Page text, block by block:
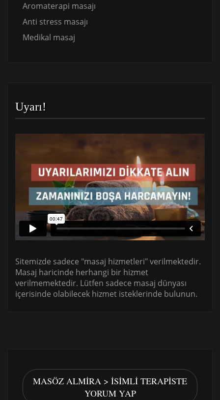
Aromaterapi masajı
Anti stress masajı
Medikal masaj
Uyarı!
Sitemizde sadece "masaj hizmetleri" verilmektedir.
Masaj haricinde herhangi bir hizmet
verilmemektedir. Lütfen sadece masaj dünyası
içerisinde olabilecek hizmet isteklerinde bulunun.
MASÖZ ALMIRA > İSIMLI TERAPISTE
YORUM YAP